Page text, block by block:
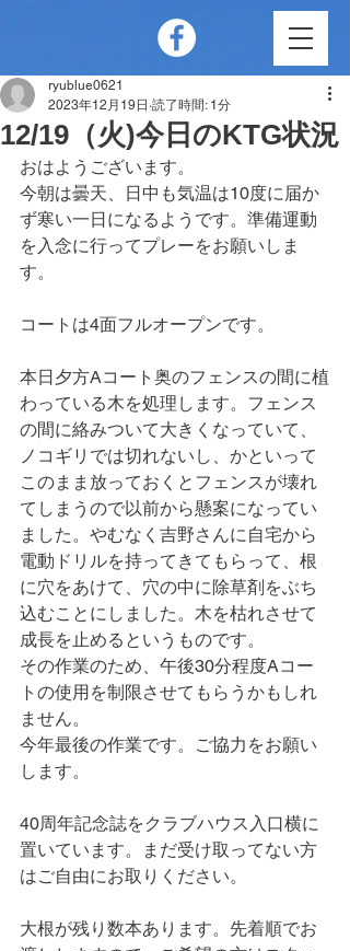
12/19（火)今日のKTG状況
ryublue0621
2023年12月19日 読了時間: 1分
おはようございます。
今朝は曇天、日中も気温は10度に届か
ず寒い一日になるようです。準備運動
を入念に行ってプレーをお願いしま
す。
コートは4面フルオープンです。
本日夕方Aコート奥のフェンスの間に植
わっている木を処理します。フェンス
の間に絡みついて大きくなっていて、
ノコギリでは切れないし、かといって
このまま放っておくとフェンスが壊れ
てしまうので以前から懸案になってい
ました。やむなく吉野さんに自宅から
電動ドリルを持ってきてもらって、根
に穴をあけて、穴の中に除草剤をぶち
込むことにしました。木を枯れさせて
成長を止めるというものです。
その作業のため、午後30分程度Aコー
トの使用を制限させてもらうかもしれ
ません。
今年最後の作業です。ご協力をお願い
します。
40周年記念誌をクラブハウス入口横に
置いています。まだ受け取ってない方
はご自由にお取りください。
大根が残り数本あります。先着順でお